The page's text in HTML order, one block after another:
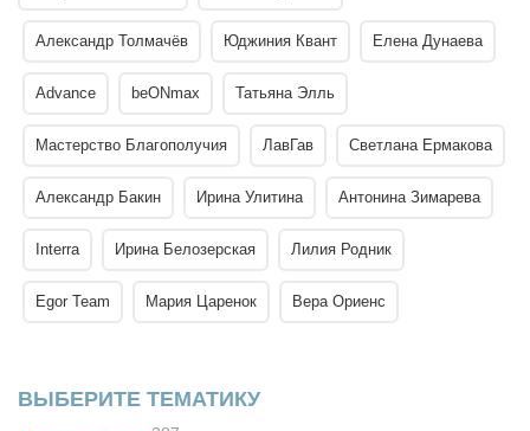
Александр Толмачёв Юджиния Квант Елена Дунаева
Advance beONmax Татьяна Элль
Мастерство Благополучия ЛавГав Светлана Ермакова
Александр Бакин Ирина Улитина Антонина Зимарева
Interra Ирина Белозерская Лилия Родник
Egor Team Мария Царенок Вера Ориенс
ВЫБЕРИТЕ ТЕМАТИКУ